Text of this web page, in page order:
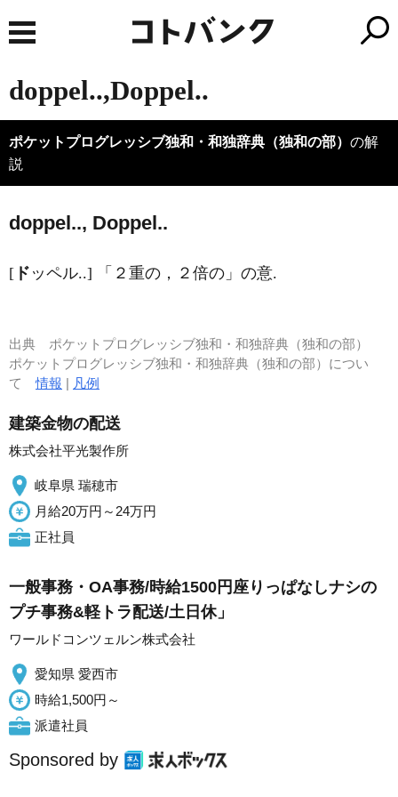
doppel..,Doppel..
ポケットプログレッシブ独和・和独辞典（独和の部） の解
説
doppel.., Doppel..
[ ド ッペル..] 「２重の，２倍の」の意.
出典 ポケットプログレッシブ独和・和独辞典（独和の部）
ポケットプログレッシブ独和・和独辞典（独和の部）につい
て情報 | 凡例
建築金物の配送
株式会社平光製作所
岐阜県 瑞穂市
月給20万円～24万円
正社員
一般事務・OA事務/時給1500円座りっぱなしナシの
プチ事務&軽トラ配送/土日休」
ワールドコンツェルン株式会社
愛知県 愛西市
時給1,500円～
派遣社員
Sponsored by